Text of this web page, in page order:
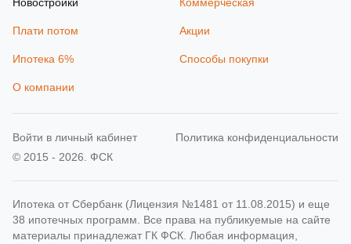
Плати потом Акции
Ипотека 6% Способы покупки
О компании
© 2015 - 2026. ФСК
Политика конфиденциальности
Ипотека от Сбербанк (Лицензия №1481 от 11.08.2015) и еще
38 ипотечных программ. Все права на публикуемые на сайте
материалы принадлежат ГК ФСК. Любая информация,
Войти в личный кабинет